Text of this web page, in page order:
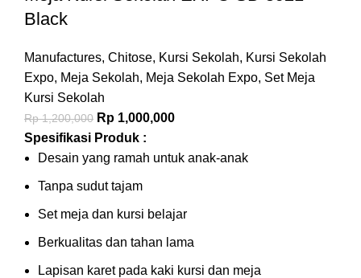
Black
Manufactures, Chitose, Kursi Sekolah, Kursi Sekolah
Expo, Meja Sekolah, Meja Sekolah Expo, Set Meja
Kursi Sekolah
Rp1,200,000 Rp 1,000,000
Spesifikasi Produk :
Desain yang ramah untuk anak-anak
Tanpa sudut tajam
Set meja dan kursi belajar
Berkualitas dan tahan lama
Lapisan karet pada kaki kursi dan meja